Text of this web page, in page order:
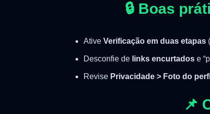
🔒 Boas
Ative Verificação em duas etapas
Desconfie de links encurtadose
Revise Privacidade > Foto do
📌